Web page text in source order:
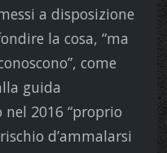
a disposizione
la cosa, “ma
come
guida
nel 2016 “proprio
d’ammalarsi